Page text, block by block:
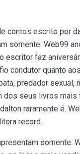
contos escrito por
somente. Web99
escritor faz
condutor quanto
predador
dos seus livros
dalton raramente é.
record.
somente.